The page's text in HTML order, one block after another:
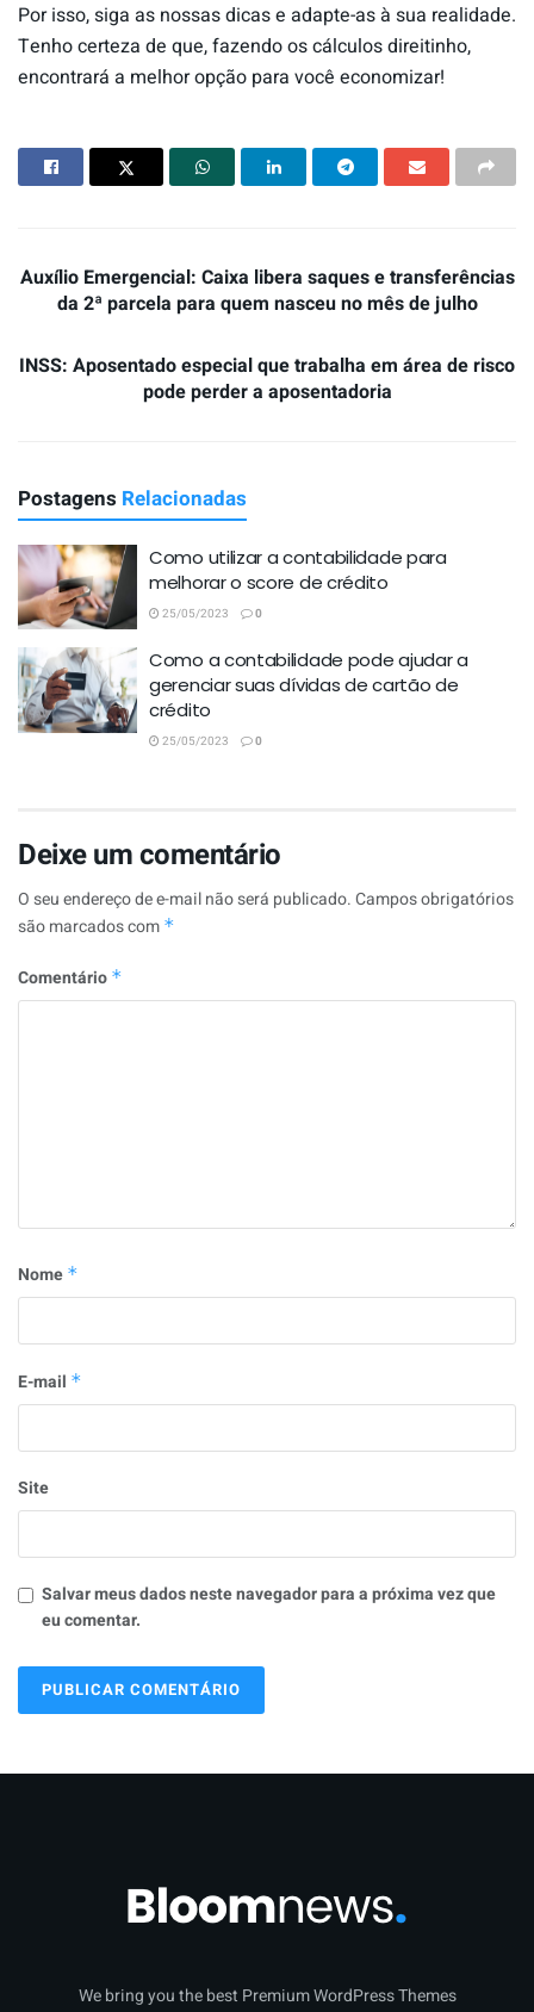
Por isso, siga as nossas dicas e adapte-as à sua realidade.
Tenho certeza de que, fazendo os cálculos direitinho,
encontrará a melhor opção para você economizar!
Auxílio Emergencial: Caixa libera saques e transferências
da 2ª parcela para quem nasceu no mês de julho
INSS: Aposentado especial que trabalha em área de risco
pode perder a aposentadoria
Postagens Relacionadas
Como utilizar a contabilidade para
melhorar o score de crédito
25/05/2023 0
Como a contabilidade pode ajudar a
gerenciar suas dívidas de cartão de
crédito
25/05/2023 0
Deixe um comentário
O seu endereço de e-mail não será publicado.Campos obrigatórios
são marcados com *
Comentário *
Nome *
E-mail *
Site
Salvar meus dados neste navegador para a próxima vez que
eu comentar.
We bring you the best Premium WordPress Themes